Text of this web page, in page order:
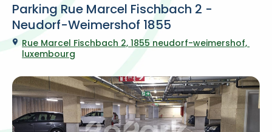
Parking Rue Marcel Fischbach 2 -
Neudorf-Weimershof 1855
Rue Marcel Fischbach 2, 1855 neudorf-weimershof,
luxembourg